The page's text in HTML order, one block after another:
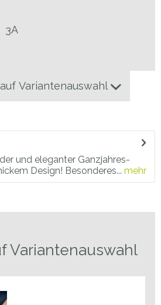
3A
Variantenauswahl
und eleganter Ganzjahres-
Design! Besonderes... mehr
Variantenauswahl